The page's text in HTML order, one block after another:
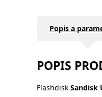
Popis a
POPIS
Flashdisk Sandisk